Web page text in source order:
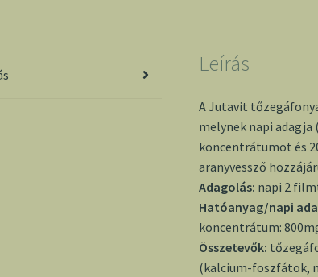
Leírás
A Jutavit
melynek napi adagja
koncentrátumot és
aranyvessző
Adagolás: napi 2
Hatóanyag/napi
koncentrátum:
Összetevők:
(kalcium-foszfátok,